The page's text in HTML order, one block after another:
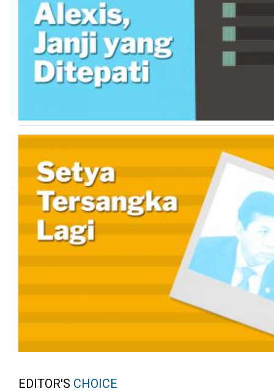
EDITOR'S CHOICE